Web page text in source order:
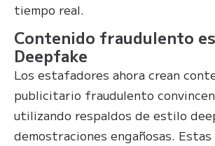
tiempo real.
Contenido fraudulento
Deepfake
Los estafadores ahora crean
publicitario fraudulento
utilizando respaldos de estilo
demostraciones engañosas.